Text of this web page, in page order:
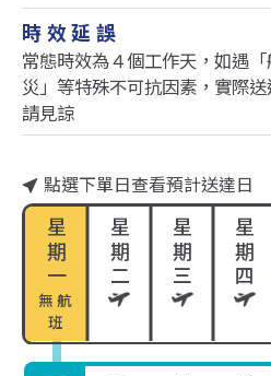
時效延誤
常態時效為４個工作天，如遇
災」等特殊不可抗因素，實際
請見諒
點選下單日查看預計送達日
星期一
無航
班
星期二 星期三 星期四